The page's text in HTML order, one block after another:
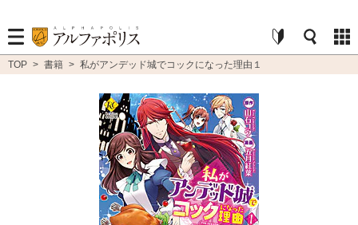
TOP > 書籍 > 私がアンデッド城でコックになった理由１